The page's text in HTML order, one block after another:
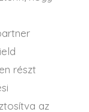
részt
az